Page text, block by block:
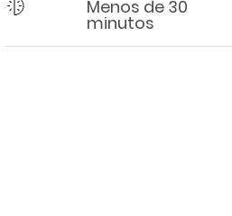
Menos de 30
minutos